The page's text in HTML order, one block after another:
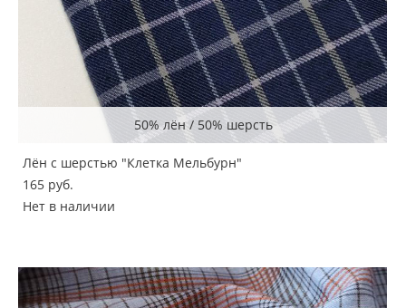
50% лён / 50% шерсть
Лён с шерстью "Клетка Мельбурн"
165 pуб.
Нет в наличии